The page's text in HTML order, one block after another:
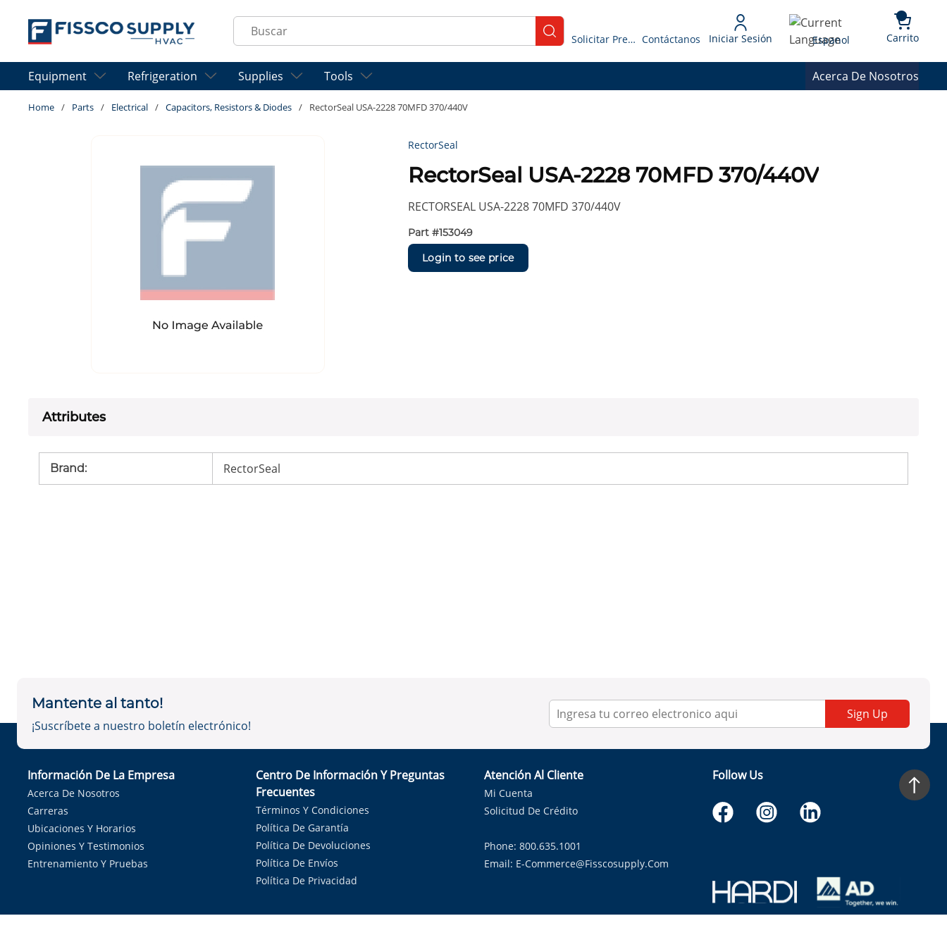
Skip to main content
Site Search
submit search
Solicitar Presupuesto Contáctanos Iniciar Sesión Language
Espanol Carrito{0}
Equipment Refrigeration Supplies Tools Acerca De Nosotros
Home / Parts / Electrical / Capacitors, Resistors & Diodes / RectorSeal USA-2228 70MFD 370/440V
RectorSeal
RectorSeal USA-2228 70MFD 370/440V
RECTORSEAL USA-2228 70MFD 370/440V
Part #153049
Login to see price
Attributes
Brand: RectorSeal
Mantente al tanto!
¡Suscríbete a nuestro boletín electrónico!
Sign Up
Información De La Empresa
Acerca De Nosotros
Carreras
Ubicaciones Y Horarios
Opiniones Y Testimonios
Entrenamiento Y Pruebas
Centro De Información Y Preguntas
Frecuentes
Términos Y Condiciones
Política De Garantía
Política De Devoluciones
Política De Envíos
Política De Privacidad
Atención Al Cliente
Mi Cuenta
Solicitud De Crédito
Phone: 800.635.1001
Email: E-Commerce@fisscosupply.com
Follow Us